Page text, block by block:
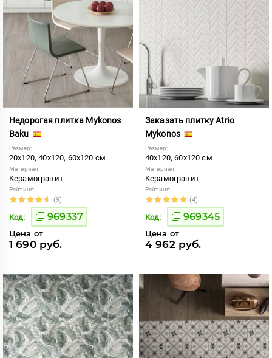
Недорогая плитка Mykonos
Baku
Размер:
20x120, 40x120, 60x120 см
Материал:
Керамогранит
Рейтинг:
(9)
Код: 969337
Цена от
1 690 руб.
Заказать плитку Atrio
Mykonos
Размер:
40x120, 60x120 см
Материал:
Керамогранит
Рейтинг:
(4)
Код: 969345
Цена от
4 962 руб.